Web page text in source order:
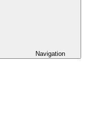
Navigation